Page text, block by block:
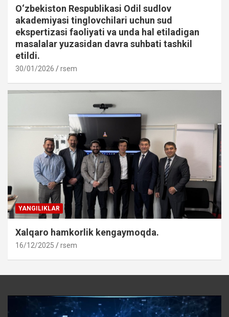
O‘zbekiston Respublikasi Odil sudlov
akademiyasi tinglovchilari uchun sud
ekspertizasi faoliyati va unda hal etiladigan
masalalar yuzasidan davra suhbati tashkil
etildi.
30/01/2026 rsem
YANGILIKLAR
Xalqaro hamkorlik kengaymoqda.
16/12/2025 rsem
Video
Player